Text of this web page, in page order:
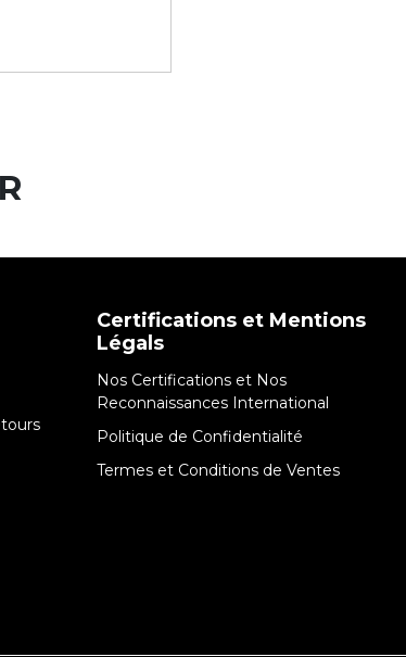
Certifications et Mentions
Légals
Nos Certifications et Nos
Reconnaissances International
Politique de Confidentialité
Termes et Conditions de Ventes